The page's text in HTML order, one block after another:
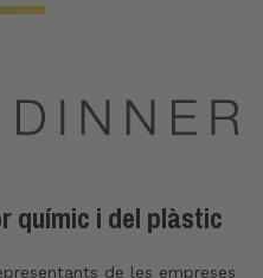
químic i del plàstic
de les empreses